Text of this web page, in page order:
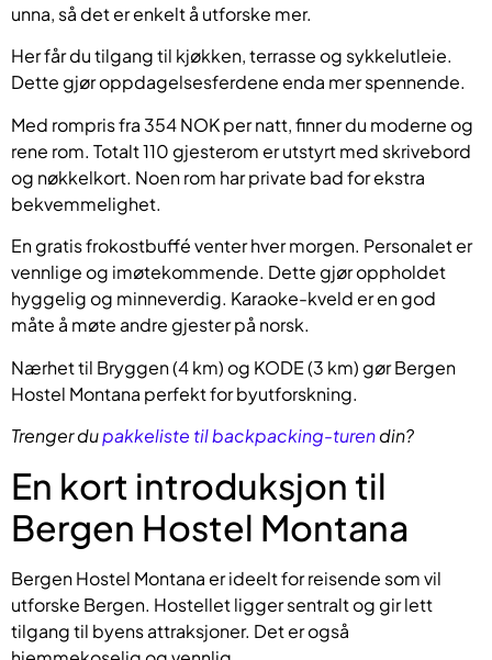
unna, så det er enkelt å utforske mer.
Her får du tilgang til kjøkken, terrasse og sykkelutleie.
Dette gjør oppdagelsesferdene enda mer spennende.
Med rompris fra 354 NOK per natt, finner du moderne og
rene rom. Totalt 110 gjesterom er utstyrt med skrivebord
og nøkkelkort. Noen rom har private bad for ekstra
bekvemmelighet.
En gratis frokostbuffé venter hver morgen. Personalet er
vennlige og imøtekommende. Dette gjør oppholdet
hyggelig og minneverdig. Karaoke-kveld er en god
måte å møte andre gjester på norsk.
Nærhet til Bryggen (4 km) og KODE (3 km) gør Bergen
Hostel Montana perfekt for byutforskning.
Trenger dupakkeliste til backpacking-turendin?
En kort introduksjon til
Bergen Hostel Montana
Bergen Hostel Montana er ideelt for reisende som vil
utforske Bergen. Hostellet ligger sentralt og gir lett
tilgang til byens attraksjoner. Det er også